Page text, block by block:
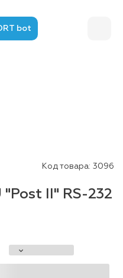
bot
Код товара: 3096
II" RS-232